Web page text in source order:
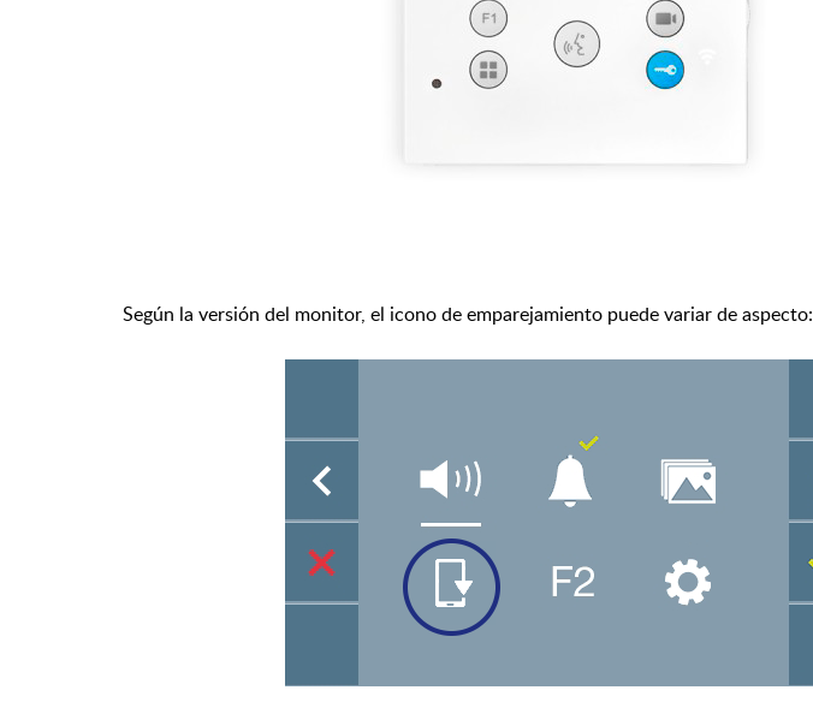
Según la versión del monitor, el icono de emparejamiento puede variar de aspecto: